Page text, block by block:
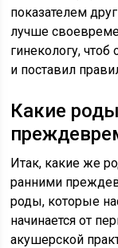
показателем
лучше
гинекологу,
и поставил
Какие
Итак, какие же
ранними
роды, которые
начинается от
акушерской